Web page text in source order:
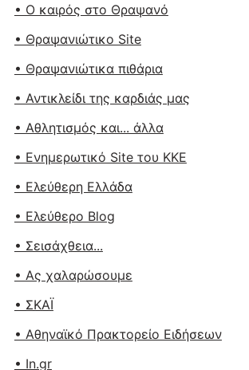
• Ο καιρός στο Θραψανό
• Θραψανιώτικο Site
• Θραψανιώτικα πιθάρια
• Αντικλείδι της καρδιάς μας
• Αθλητισμός και... άλλα
• Ενημερωτικό Site του ΚΚΕ
• Ελεύθερη Ελλάδα
• Ελεύθερο Blog
• Σεισάχθεια...
• Ας χαλαρώσουμε
• ΣΚΑΪ
• Αθηναϊκό Πρακτορείο Ειδήσεων
• In.gr